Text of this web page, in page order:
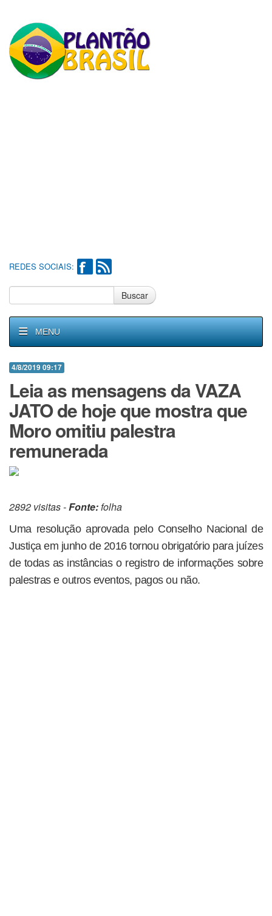
REDES SOCIAIS:
Buscar
MENU
4/8/2019 09:17
Leia as mensagens da VAZA
JATO de hoje que mostra que
Moro omitiu palestra
remunerada
2892 visitas -Fonte:folha
Uma resolução aprovada pelo Conselho Nacional de
Justiça em junho de 2016 tornou obrigatório para juízes
de todas as instâncias o registro de informações sobre
palestras e outros eventos, pagos ou não.